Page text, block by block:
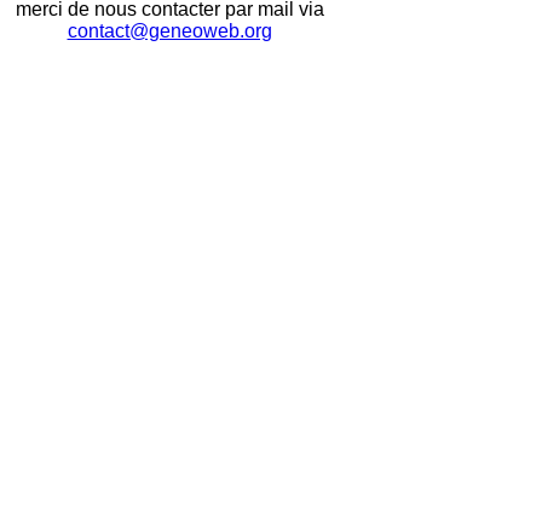
merci de nous contacter par mail via
contact@geneoweb.org